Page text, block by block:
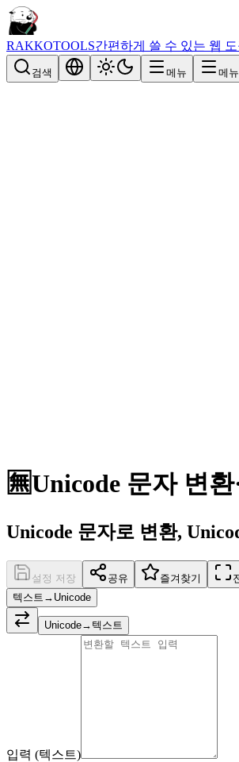
RAKKOTOOLS간편하게 쓸 수 있는 웹
검색 메뉴 메뉴
🈚Unicode 문자 변환
Unicode 문자로 변환,
설정 저장 공유 즐겨찾기
텍스트→Unicode
Unicode→텍스트
입력 (텍스트)